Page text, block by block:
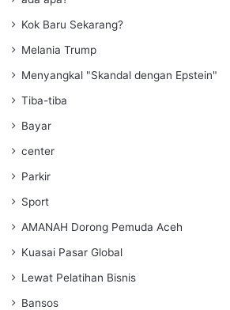
Kok Baru Sekarang?
Melania Trump
Menyangkal "Skandal dengan Epstein"
Tiba-tiba
Bayar
center
Parkir
Sport
AMANAH Dorong Pemuda Aceh
Kuasai Pasar Global
Lewat Pelatihan Bisnis
Bansos